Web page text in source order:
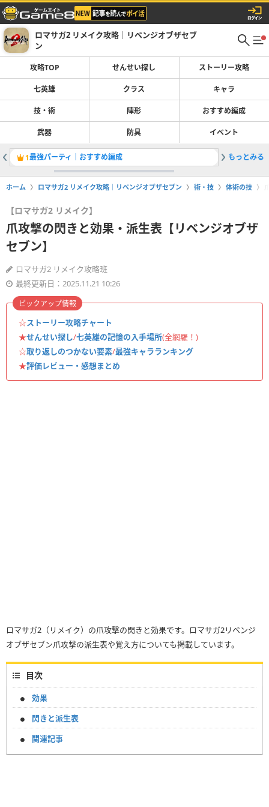
ロマサガ2 リメイク攻略｜リベンジオブザセブ
ン
攻略TOP せんせい探し ストーリー攻略
七英雄 クラス キャラ
技・術 陣形 おすすめ編成
武器 防具 イベント
1最強パーティ｜おすすめ編成 2せんせ
もっとみる
ホーム ロマサガ2 リメイク攻略｜リベンジオブザセブン 術・技 体術の技
【ロマサガ2 リメイク】
爪攻撃の閃きと効果・派生表【リベンジオブザ
セブン】
ロマサガ2 リメイク攻略班
最終更新日：2025.11.21 10:26
☆ストーリー攻略チャート
★せんせい探し/七英雄の記憶の入手場所(全網羅！)
☆取り返しのつかない要素/最強キャラランキング
★評価レビュー・感想まとめ
ピックアップ情報
ロマサガ2（リメイク）の爪攻撃の閃きと効果です。ロマサガ2リベンジ
オブザセブン爪攻撃の派生表や覚え方についても掲載しています。
目次
効果
閃きと派生表
関連記事